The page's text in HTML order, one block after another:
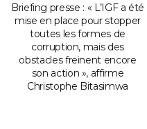
Briefing presse : « L’IGF a été
mise en place pour stopper
toutes les formes de
corruption, mais des
obstacles freinent encore
son action », affirme
Christophe Bitasimwa